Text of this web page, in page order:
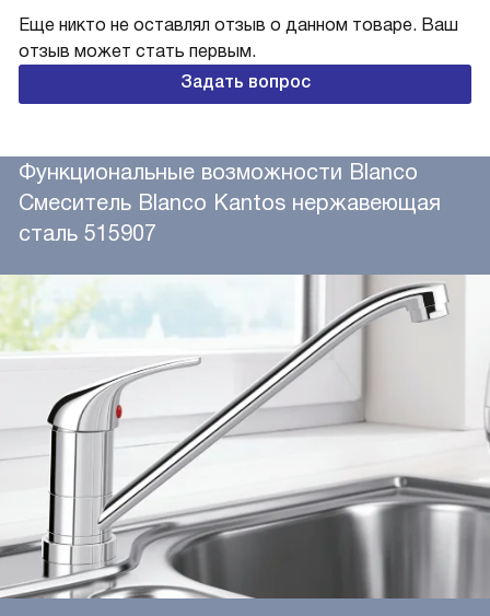
Еще никто не оставлял отзыв о данном товаре. Ваш
отзыв может стать первым.
Задать вопрос
Функциональные возможности Blanco
Смеситель Blanco Kantos нержавеющая
сталь 515907